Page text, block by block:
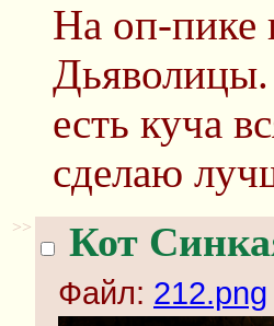
На оп-пике
Дьяволицы.
есть куча
сделаю
>> Кот
Файл: 212.png